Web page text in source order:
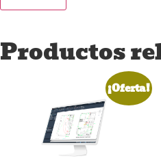
Productos
¡Oferta!